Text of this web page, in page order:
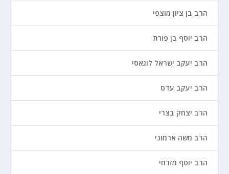
הרב בן ציון מוצפי
הרב יוסף בן פורת
הרב יעקב ישראל לוגאסי
הרב יעקב עדס
הרב יצחק בצרי
הרב משה ארמוני
הרב יוסף מזרחי